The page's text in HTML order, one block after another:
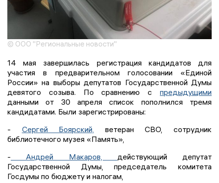
© ООО "Региональные новости"
14 мая завершилась регистрация кандидатов для
участия в предварительном голосовании «Единой
России» на выборы депутатов Государственной Думы
девятого созыва. По сравнению с предыдущими
данными от 30 апреля список пополнился тремя
кандидатами. Были зарегистрированы:
- Сергей Боярский,
ветеран СВО, сотрудник
библиотечного музея «Память»,
- Андрей Макаров, действующий депутат
Государственной Думы, председатель комитета
Госдумы по бюджету и налогам,